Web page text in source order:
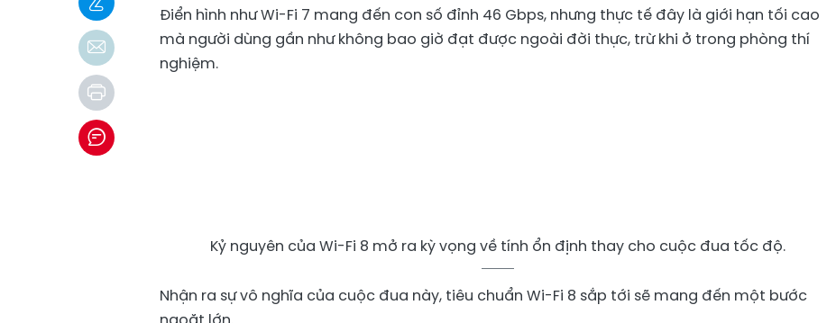
Điển hình như Wi-Fi 7 mang đến con số đỉnh 46 Gbps, nhưng thực tế đây là giới hạn tối cao
mà người dùng gần như không bao giờ đạt được ngoài đời thực, trừ khi ở trong phòng thí
nghiệm.
Kỷ nguyên của Wi-Fi 8 mở ra kỳ vọng về tính ổn định thay cho cuộc đua tốc độ.
Nhận ra sự vô nghĩa của cuộc đua này, tiêu chuẩn Wi-Fi 8 sắp tới sẽ mang đến một bước